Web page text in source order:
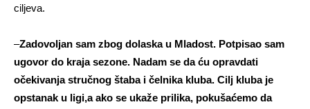
ciljeva.
–Zadovoljan sam zbog dolaska u Mladost. Potpisao sam
ugovor do kraja sezone. Nadam se da ću opravdati
očekivanja stručnog štaba i čelnika kluba. Cilj kluba je
opstanak u ligi,a ako se ukaže prilika, pokušaćemo da